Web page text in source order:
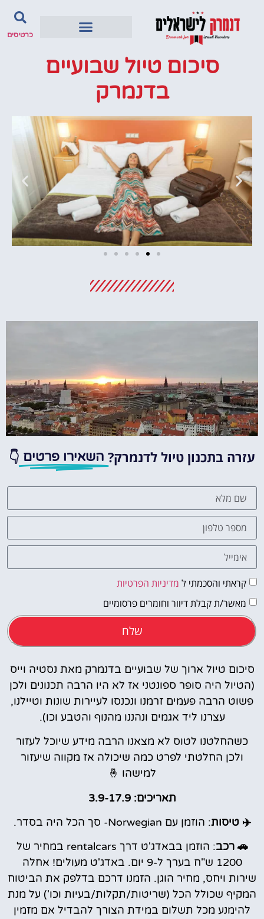
כרטיסים
סיכום טיול שבועיים
בדנמרק
מציאת מלון
עזרה בתכנון טיול לדנמרק? השאירו פרטים 👇
קראתי והסכמתי ל מדיניות הפרטיות
מאשר/ת קבלת דיוור וחומרים פרסומיים
שלח
סיכום טיול ארוך של שבועיים בדנמרק מאת נסטיה וייס
(הטיול היה סופר ספונטני אז לא היו הרבה תכנונים ולכן
פשוט הרבה פעמים זרמנו ונכנסו לעיירות שונות וטיילנו,
עצרנו ליד אגמים ונהננו מהנוף והטבע וכו).
כשהחלטנו לטוס לא מצאנו הרבה מידע שיוכל לעזור
ולכן החלטתי לפרט כמה שיכולה אז מקווה שיעזור
למישהו 🤞
תאריכים: 3.9-17.9
✈️ טיסות: הוזמן עם Norwegian- סך הכל היה בסדר.
🚗 רכב
: הוזמן בבאדג'ט דרך rentalcars במחיר של
1200 ש"ח בערך ל-9 יום. באדג'ט מעולים! אחלה
שירות ויחס, מחיר הוגן. הזמנו דרכם בדלפק את הביטוח
המקיף שכולל הכל (שריטות/תקלות/בעיות וכו') על מנת
להימנע מכל תשלום במידת הצורך להבדיל אם מזמין